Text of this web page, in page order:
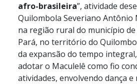
afro-brasileira”, atividade
Quilombola Severiano Antônio
na região rural do município
Pará, no território do
da expansão do tempo
adotar o Maculelê como fio
atividades, envolvendo dança e